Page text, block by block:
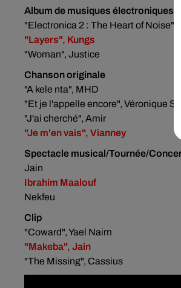
Album de musiques électroniques
"Electronica 2 : The Heart of Noise",
"Layers", Kungs
"Woman", Justice
Chanson originale
"A kele nta", MHD
"Et je l'appelle encore", Véronique
"J'ai cherché", Amir
"Je m'en vais", Vianney
Spectacle musical/Tournée/
Jain
Ibrahim Maalouf
Nekfeu
Clip
"Coward", Yael Naim
"Makeba", Jain
"The Missing", Cassius